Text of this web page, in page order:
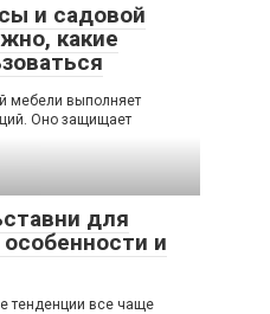
и садовой
какие
мебели выполняет
Оно защищает
для
и
тенденции все чаще